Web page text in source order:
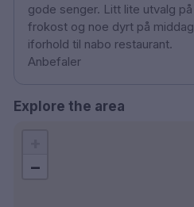
gode senger. Litt lite utvalg på
frokost og noe dyrt på middag
iforhold til nabo restaurant.
Anbefaler
Explore the area
−